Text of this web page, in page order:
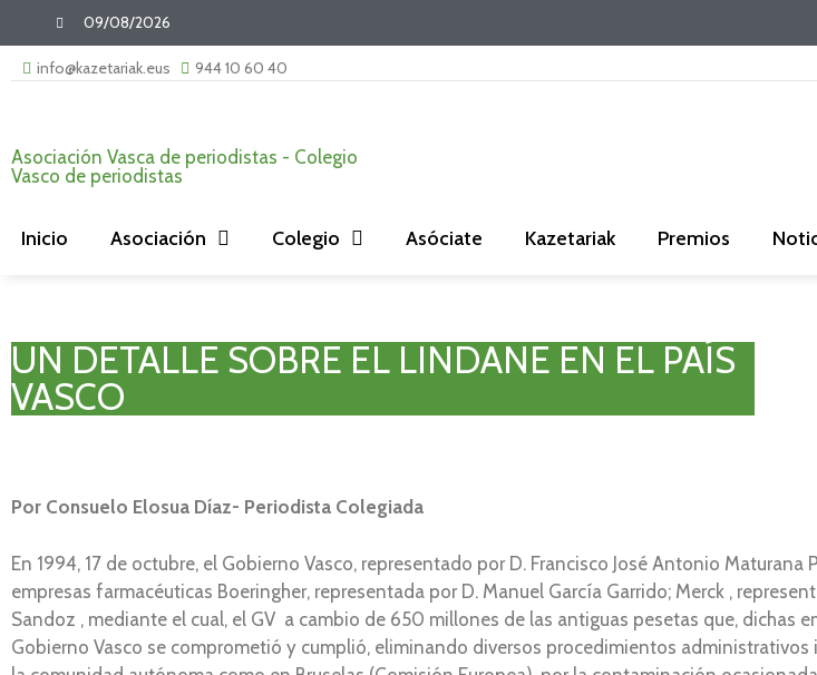
09/08/2026
info@kazetariak.eus 944 10 60 40
Asociación Vasca de periodistas - Colegio
Vasco de periodistas
Inicio Asociación Colegio Asóciate Kazetariak Premios
UN DETALLE SOBRE EL LINDANE EN EL PAÍS
VASCO
Por Consuelo Elosua Díaz- Periodista Colegiada
En 1994, 17 de octubre, el Gobierno Vasco, representado por D. Francisco José Antonio
empresas farmacéuticas Boeringher, representada por D. Manuel García Garrido; Merck ,
Sandoz , mediante el cual, el GV a cambio de 650 millones de las antiguas pesetas que, dichas
Gobierno Vasco se comprometió y cumplió, eliminando diversos procedimientos